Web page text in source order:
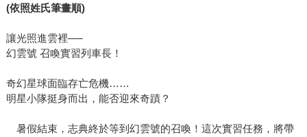
(依照姓氏筆畫順)
讓光照進雲裡──
幻雲號 召喚實習列車長！
奇幻星球面臨存亡危機……
明星小隊挺身而出，能否迎來奇蹟？
暑假結束，志典終於等到幻雲號的召喚！這次實習任務，將帶